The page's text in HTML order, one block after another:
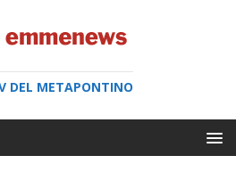
DEL METAPONTINO